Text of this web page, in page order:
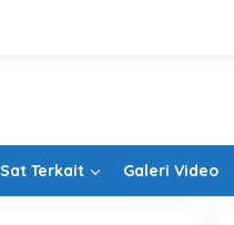
Sat Terkait Galeri Video